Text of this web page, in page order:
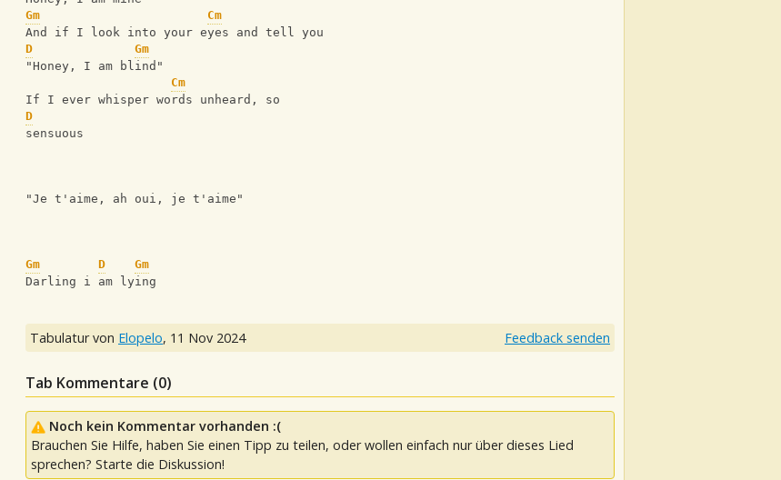
Gm
Cm
And if I look into your eyes and tell you
D
Gm
"Honey, I am blind"
Cm
If I ever whisper words unheard, so
D
sensuous
"Je t'aime, ah oui, je t'aime"
Gm D
Gm
Darling i am lying
Tabulatur von Elopelo, 11 Nov 2024 Feedback senden
Tab Kommentare (0)
Noch kein Kommentar vorhanden :(
Brauchen Sie Hilfe, haben Sie einen Tipp zu teilen, oder wollen einfach nur über dieses Lied
sprechen? Starte die Diskussion!